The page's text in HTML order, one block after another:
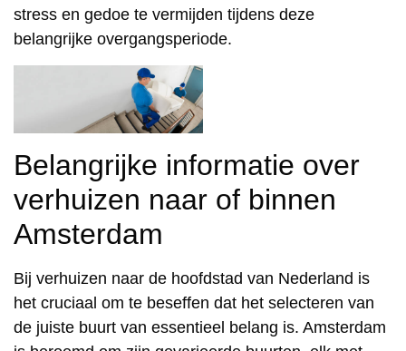
stress en gedoe te vermijden tijdens deze
belangrijke overgangsperiode.
Belangrijke informatie over
verhuizen naar of binnen
Amsterdam
Bij verhuizen naar de hoofdstad van Nederland is
het cruciaal om te beseffen dat het selecteren van
de juiste buurt van essentieel belang is. Amsterdam